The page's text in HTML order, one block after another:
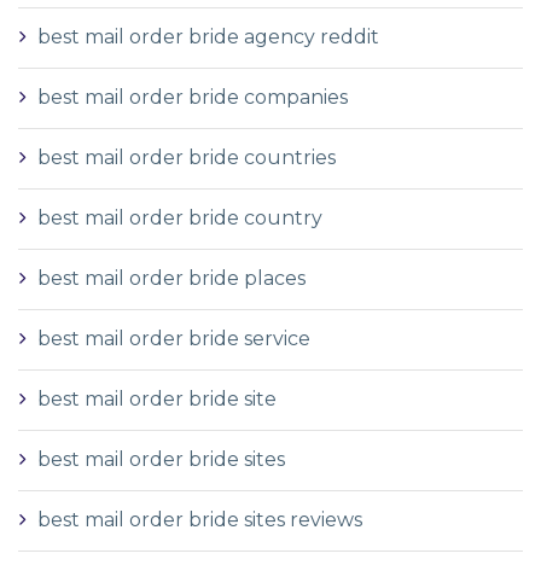
best mail order bride agency reddit
best mail order bride companies
best mail order bride countries
best mail order bride country
best mail order bride places
best mail order bride service
best mail order bride site
best mail order bride sites
best mail order bride sites reviews